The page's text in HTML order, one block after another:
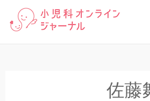
小
状や原
どもの
佐藤